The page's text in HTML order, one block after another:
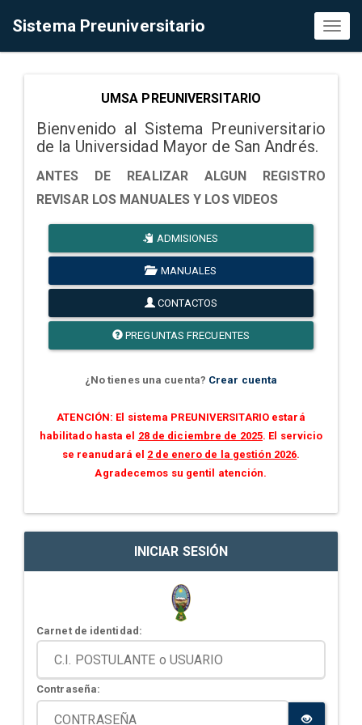
Sistema Preuniversitario
UMSA PREUNIVERSITARIO
Bienvenido al Sistema Preuniversitario
de la Universidad Mayor de San Andrés.
ANTES DE REALIZAR ALGUN REGISTRO
REVISAR LOS MANUALES Y LOS VIDEOS
ADMISIONES
MANUALES
CONTACTOS
PREGUNTAS FRECUENTES
¿No tienes una cuenta? Crear cuenta
ATENCIÓN: El sistema PREUNIVERSITARIO estará
habilitado hasta el 28 de diciembre de 2025. El servicio
se reanudará el 2 de enero de la gestión 2026.
Agradecemos su gentil atención.
INICIAR SESIÓN
Carnet de identidad:
Contraseña: